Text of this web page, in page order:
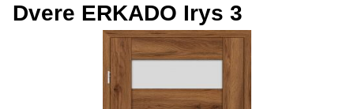
Dvere ERKADO Irys 3